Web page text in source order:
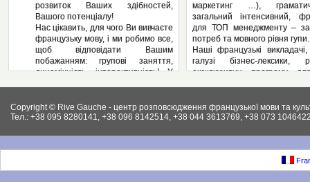
розвиток Ваших здібностей,
Вашого потенціалу!
Нас цікавить, для чого Ви вивчаєте
французьку мову, і ми робимо все,
щоб відповідати Вашим
побажанням: групові заняття,
динамічність, інтерактивність! У
педагогічного процесу! І як
результат – вільне володіння
працюємо на результат, а не на
кількість пройдених сторінок у
Крім того, Рів Гош пропонує
маркетинг …),
загальний інтенсивний,
для ТОП менеджменту –
потреб та мовного рівня гупи.
Наші французькі
галузі бізнес-лексики,
ексклюзивну програму
Вашому підприємстві:
контрактів, укладання
документації, ведення
конференцій, маркетинг,
як і елементи права
господарське та інших.).
Copyright © Rive Gauche - центр розповсюдження французької мови та
Тел.: +38 095 8280141, +38 096 8142514, +38 044 3613769, +38 073